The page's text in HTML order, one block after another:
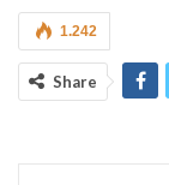
1.242
Share